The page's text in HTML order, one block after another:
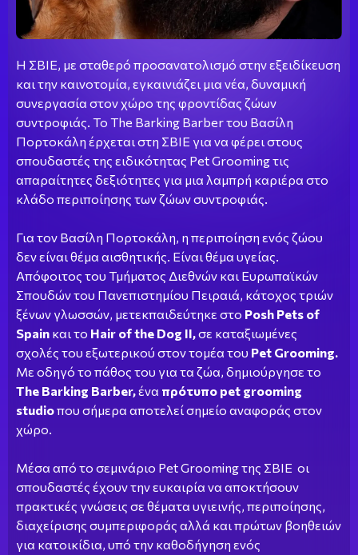
Η ΣΒΙΕ, με σταθερό προσανατολισμό στην εξειδίκευση
και την καινοτομία, εγκαινιάζει μια νέα, δυναμική
συνεργασία στον χώρο της φροντίδας ζώων
συντροφιάς. Το The Barking Barber του Βασίλη
Πορτοκάλη έρχεται στη ΣΒΙΕ για να φέρει στους
σπουδαστές της ειδικότητας Pet Grooming τις
απαραίτητες δεξιότητες για μια λαμπρή καριέρα στο
κλάδο περιποίησης των ζώων συντροφιάς.
Για τον Βασίλη Πορτοκάλη, η περιποίηση ενός ζώου
δεν είναι θέμα αισθητικής. Είναι θέμα υγείας.
Απόφοιτος του Τμήματος Διεθνών και Ευρωπαϊκών
Σπουδών του Πανεπιστημίου Πειραιά, κάτοχος τριών
ξένων γλωσσών, μετεκπαιδεύτηκε στο Posh Pets of
Spain και το Hair of the Dog II,σε καταξιωμένες
σχολές του εξωτερικού στον τομέα του Pet Grooming.
Με οδηγό το πάθος του για τα ζώα, δημιούργησε το
The Barking Barber,ένα πρότυπο pet grooming
studioπου σήμερα αποτελεί σημείο αναφοράς στον
χώρο.
Μέσα από το σεμινάριο Pet Grooming της ΣΒΙΕ οι
σπουδαστές έχουν την ευκαιρία να αποκτήσουν
πρακτικές γνώσεις σε θέματα υγιεινής, περιποίησης,
διαχείρισης συμπεριφοράς αλλά και πρώτων βοηθειών
για κατοικίδια, υπό την καθοδήγηση ενός